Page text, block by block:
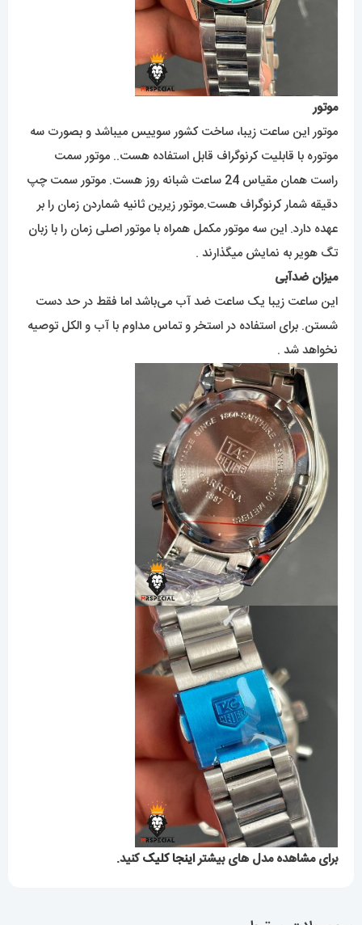
موتور
موتور این ساعت زیبا، ساخت کشور سوییس میباشد و بصورت سه
موتوره با قابلیت کرنوگراف قابل استفاده هست.. موتور سمت
راست همان مقیاس 24 ساعت شبانه روز هست. موتور سمت چپ
دقیقه شمار کرنوگراف هست.موتور زیرین ثانیه شماردن زمان را بر
عهده دارد. این سه موتور مکمل همراه با موتور اصلی زمان را با زبان
تگ هویر به نمایش میگذارند .
میزان ضدآبی
این ساعت زیبا یک ساعت ضد آب می‌باشد اما فقط در حد دست
شستن. برای استفاده در استخر و تماس مداوم با آب و الکل توصیه
نخواهد شد .
برای مشاهده مدل های بیشتراینجا کلیککنید.